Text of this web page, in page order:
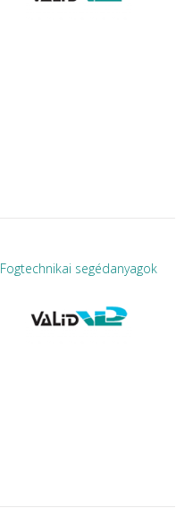
Fogtechnikai segédanyagok